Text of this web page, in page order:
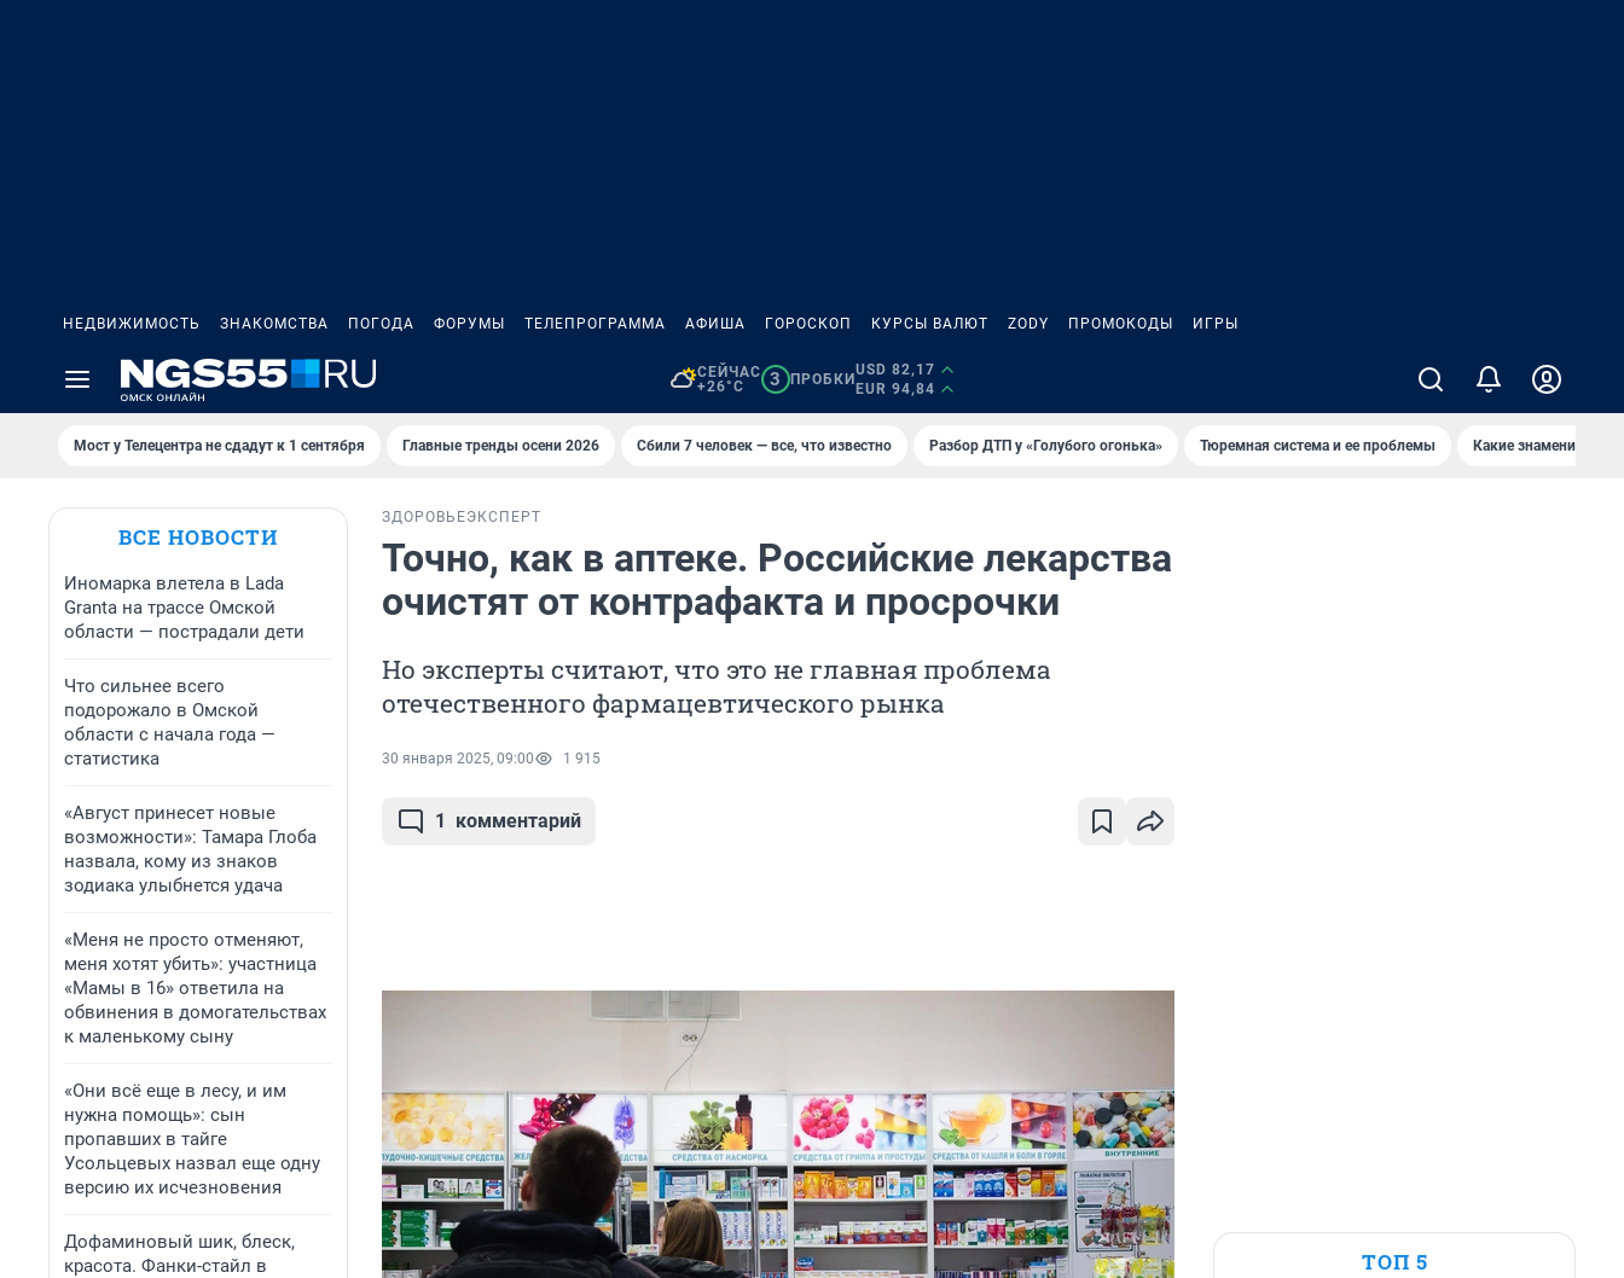
НЕДВИЖИМОСТЬ ЗНАКОМСТВА ПОГОДА ФОРУМЫ ТЕЛЕПРОГРАММА АФИША ГОРОСКОП КУРСЫ ВАЛЮТ ZODY ПРОМОКОДЫ ИГРЫ
СЕЙЧАС
+26°C
3 ПРОБКИ
USD 82,17
EUR 94,84
Мост у Телецентра не сдадут к 1 сентября Главные тренды осени 2026 Сбили 7 человек — все, что известно Разбор ДТП у «Голубого огонька» Тюремная система и ее проблемы Какие знаменитости
ВСЕ НОВОСТИ
Иномарка влетела в Lada
Granta на трассе Омской
области — пострадали дети
Что сильнее всего
подорожало в Омской
области с начала года —
статистика
«Август принесет новые
возможности»: Тамара Глоба
назвала, кому из знаков
зодиака улыбнется удача
«Меня не просто отменяют,
меня хотят убить»: участница
«Мамы в 16» ответила на
обвинения в домогательствах
к маленькому сыну
«Они всё еще в лесу, и им
нужна помощь»: сын
пропавших в тайге
Усольцевых назвал еще одну
версию их исчезновения
Дофаминовый шик, блеск,
красота. Фанки-стайл в
ЗДОРОВЬЕЭКСПЕРТ
Точно, как в аптеке. Российские лекарства
очистят от контрафакта и просрочки
Но эксперты считают, что это не главная проблема
отечественного фармацевтического рынка
30 января 2025, 09:00 1 915
1 комментарий
ТОП 5